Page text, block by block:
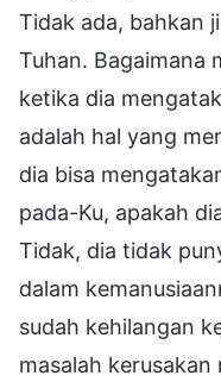
Tidak ada, bahkan
Tuhan. Bagaimana
ketika dia
adalah hal yang
dia bisa
pada-Ku, apakah
Tidak, dia tidak
dalam
sudah kehilangan
masalah